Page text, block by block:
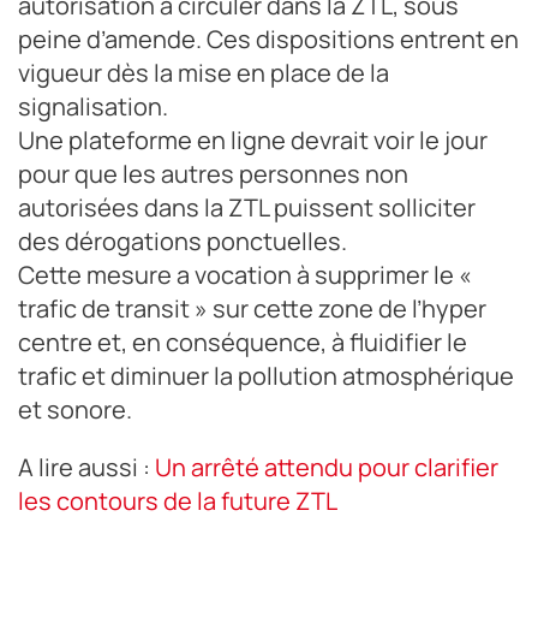
peine d’amende. Ces dispositions entrent en
vigueur dès la mise en place de la
signalisation.
Une plateforme en ligne devrait voir le jour
pour que les autres personnes non
autorisées dans la ZTL puissent solliciter
des dérogations ponctuelles.
Cette mesure a vocation à supprimer le «
trafic de transit » sur cette zone de l’hyper
centre et, en conséquence, à fluidifier le
trafic et diminuer la pollution atmosphérique
et sonore.
A lire aussi : Un arrêté attendu pour clarifier
les contours de la future ZTL